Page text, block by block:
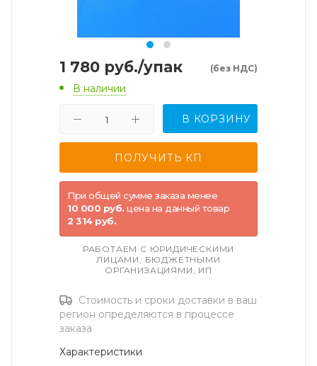
1 780 руб./упак (без НДС)
В наличии
В КОРЗИНУ
При общей сумме заказа менее
10 000 руб. цена на данный товар
2 314 руб.
РАБОТАЕМ С ЮРИДИЧЕСКИМИ
ЛИЦАМИ, БЮДЖЕТНЫМИ
ОРГАНИЗАЦИЯМИ, ИП
Стоимость и сроки доставки в ваш
регион определяются в процессе
заказа
Характеристики